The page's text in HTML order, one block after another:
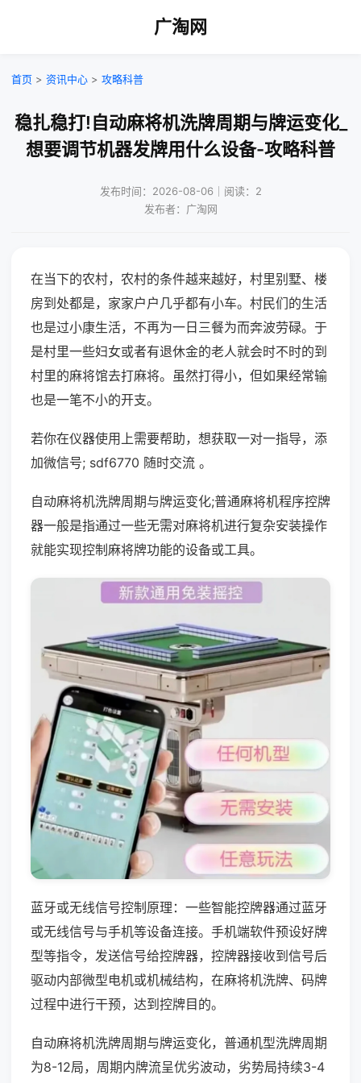
广淘网
首页 > 资讯中心 > 攻略科普
稳扎稳打!自动麻将机洗牌周期与牌运变化_
想要调节机器发牌用什么设备-攻略科普
发布时间：2026-08-06｜阅读：2
发布者：广淘网
在当下的农村，农村的条件越来越好，村里别墅、楼
房到处都是，家家户户几乎都有小车。村民们的生活
也是过小康生活，不再为一日三餐为而奔波劳碌。于
是村里一些妇女或者有退休金的老人就会时不时的到
村里的麻将馆去打麻将。虽然打得小，但如果经常输
也是一笔不小的开支。
若你在仪器使用上需要帮助，想获取一对一指导，添
加微信号; sdf6770 随时交流 。
自动麻将机洗牌周期与牌运变化;普通麻将机程序控牌
器一般是指通过一些无需对麻将机进行复杂安装操作
就能实现控制麻将牌功能的设备或工具。
蓝牙或无线信号控制原理：一些智能控牌器通过蓝牙
或无线信号与手机等设备连接。手机端软件预设好牌
型等指令，发送信号给控牌器，控牌器接收到信号后
驱动内部微型电机或机械结构，在麻将机洗牌、码牌
过程中进行干预，达到控牌目的。
自动麻将机洗牌周期与牌运变化，普通机型洗牌周期
为8-12局，周期内牌流呈优劣波动，劣势局持续3-4